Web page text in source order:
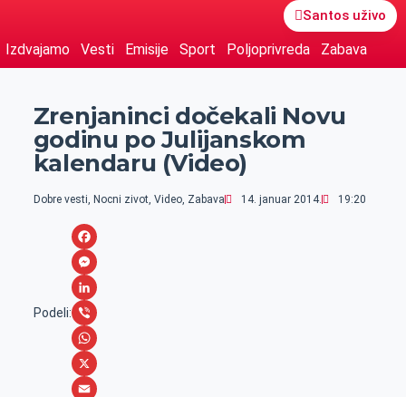
Santos uživo
Izdvajamo Vesti Emisije Sport Poljoprivreda Zabava
Zrenjaninci dočekali Novu
godinu po Julijanskom
kalendaru (Video)
Dobre vesti, Nocni zivot, Video, Zabava 14. januar 2014. 19:20
Podeli:
F
a
c
e
b
o
M
e
s
s
e
L
i
n
k
V
i
b
W
h
X